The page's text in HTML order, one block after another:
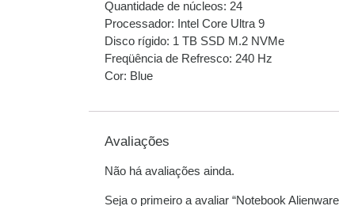
Quantidade de núcleos: 24
Processador: Intel Core Ultra 9
Disco rígido: 1 TB SSD M.2 NVMe
Freqüência de Refresco: 240 Hz
Cor: Blue
Avaliações
Não há avaliações ainda.
Seja o primeiro a avaliar “Notebook